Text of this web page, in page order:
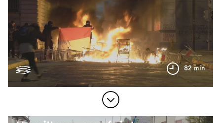
82 min